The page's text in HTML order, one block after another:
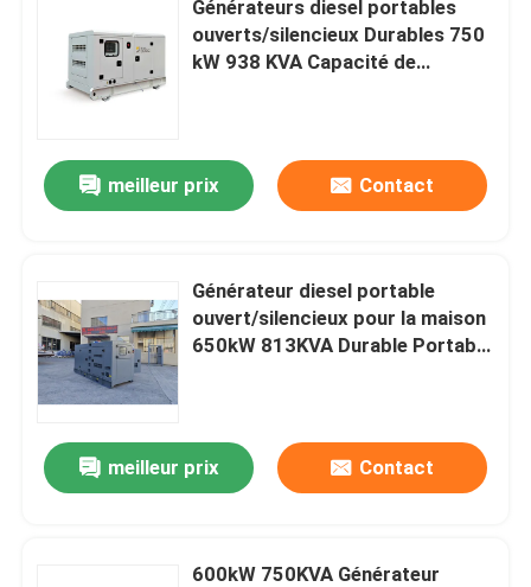
Générateur diesel ouvert
Générateurs diesel de Yanmar
Groupe électrogène diesel Baudouin
Générateurs diesel de Deutz
Générateurs diesel portables
ouverts/silencieux Durables 750
kW 938 KVA Capacité de
meilleur prix Contact
Générateur diesel portable
ouvert/silencieux pour la maison
650kW 813KVA Durable Portable
meilleur prix Contact
600kW 750KVA Générateur